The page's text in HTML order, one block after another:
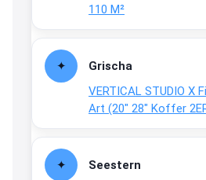
110 M²
Grischa
VERTICAL STUDIO X
Art (20″ 28″ Koffer
Seestern
13:44
dich zu sehen,
15:01